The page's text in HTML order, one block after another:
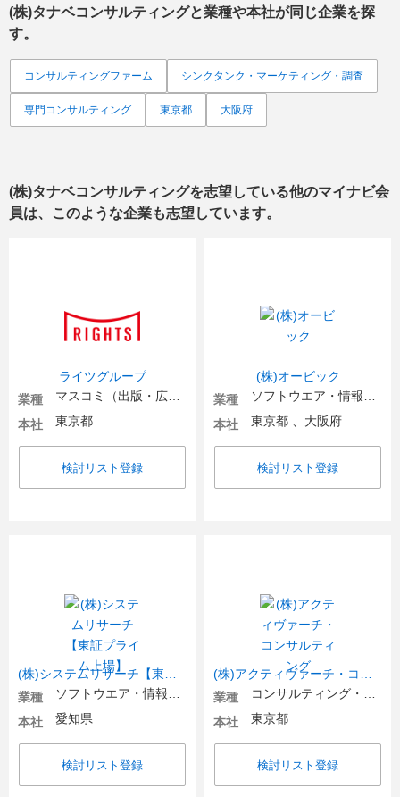
(株)タナベコンサルティングと業種や本社が同じ企業を探
す。
コンサルティングファーム シンクタンク・マーケティング・調査
専門コンサルティング 東京都 大阪府
(株)タナベコンサルティングを志望している他のマイナビ会
員は、このような企業も志望しています。
ライツグループ
業種
本社
東京都
検討リスト登録
(株)オービック
業種
本社
東京都 、大阪府
検討リスト登録
業種
本社
愛知県
検討リスト登録
業種
本社
東京都
検討リスト登録